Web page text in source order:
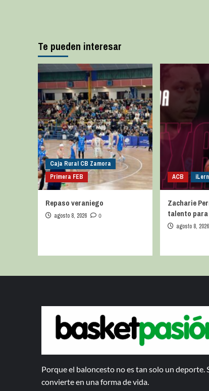
Te pueden interesar
Caja Rural CB Zamora
Primera FEB
Repaso veraniego
agosto 8, 2026 0
ACB
Zacharie
talento
agosto 8, 2026
Porque el baloncesto no es tan solo un deporte.
convierte en una forma de vida.